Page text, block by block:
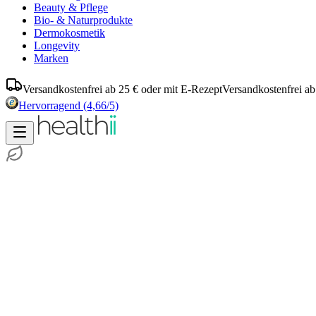
Beauty & Pflege
Bio- & Naturprodukte
Dermokosmetik
Longevity
Marken
Versandkostenfrei ab 25 € oder mit E-RezeptVersandkostenfrei
Hervorragend (4,66/5)